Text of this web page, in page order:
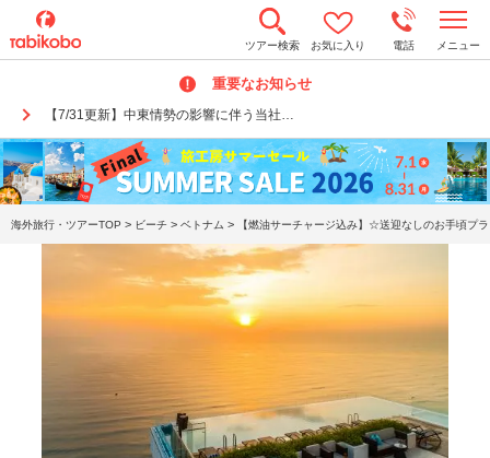
ツアー検索 お気に入り 電話 メニュー
重要なお知らせ
【7/31更新】中東情勢の影響に伴う当社…
o
n
a
v
i
g
a
海外旅行・ツアーTOP > ビーチ > ベトナム > 【燃油サーチャージ込み】☆送迎なしのお手頃プ